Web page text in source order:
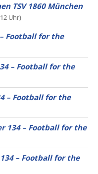
TSV 1860 München
Uhr)
Football for the
– Football for the
– Football for the
134 – Football for the
– Football for the